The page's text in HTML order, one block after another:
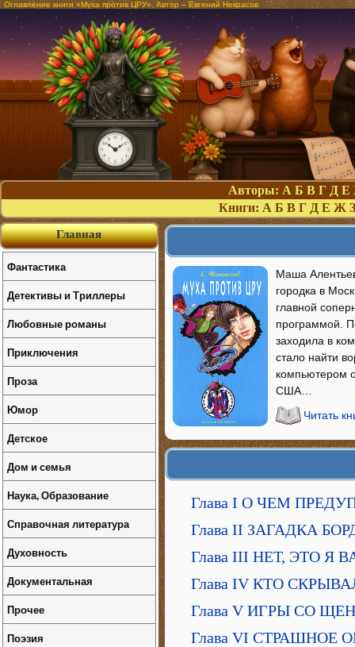
Оглавление книги «Муха против ЦРУ». Автор – Евгений Некрасов
Авторы: А Б В Г Д Е
Книги: А Б В Г Д Е Ж З
Маша
городка в
главной
программой.
заходила в
стало найти
компьютером
США…
Читать
Глава I О ЧЕМ
Глава II ЗАГАДКА
Глава III НЕТ, ЭТО
Глава IV КТО
Глава V ИГРЫ СО
Глава VI СТРАШНОЕ
Главная
Фантастика
Детективы и Триллеры
Любовные романы
Приключения
Проза
Юмор
Детское
Дом и семья
Наука, Образование
Справочная литература
Духовность
Документальная
Прочее
Поэзия